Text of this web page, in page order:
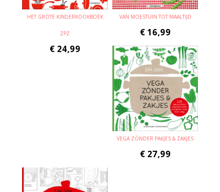
HET GROTE KINDERKOOKBOEK
ZPZ
€ 24,99
VAN MOESTUIN TOT MAALTIJD
€ 16,99
VEGA ZÓNDER PAKJES & ZAKJES
€ 27,99